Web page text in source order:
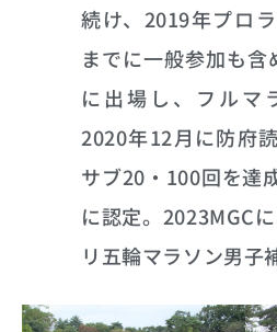
続け、2019年プロ
までに一般参加も
に出場し、フルマ
2020年12月に防府
サブ20・100回を達
に認定。2023MGC
リ五輪マラソン男子